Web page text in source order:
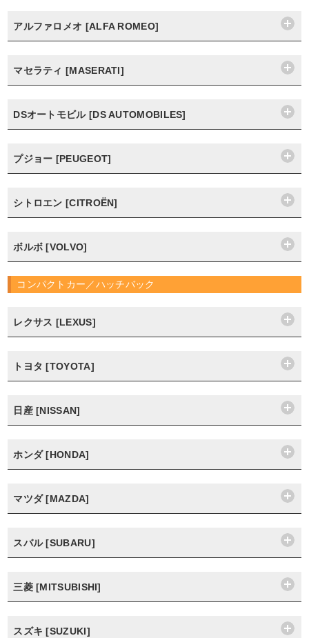
アルファロメオ [ALFA ROMEO]
マセラティ [MASERATI]
DSオートモビル [DS AUTOMOBILES]
プジョー [PEUGEOT]
シトロエン [CITROËN]
ボルボ [VOLVO]
コンパクトカー／ハッチバック
レクサス [LEXUS]
トヨタ [TOYOTA]
日産 [NISSAN]
ホンダ [HONDA]
マツダ [MAZDA]
スバル [SUBARU]
三菱 [MITSUBISHI]
スズキ [SUZUKI]